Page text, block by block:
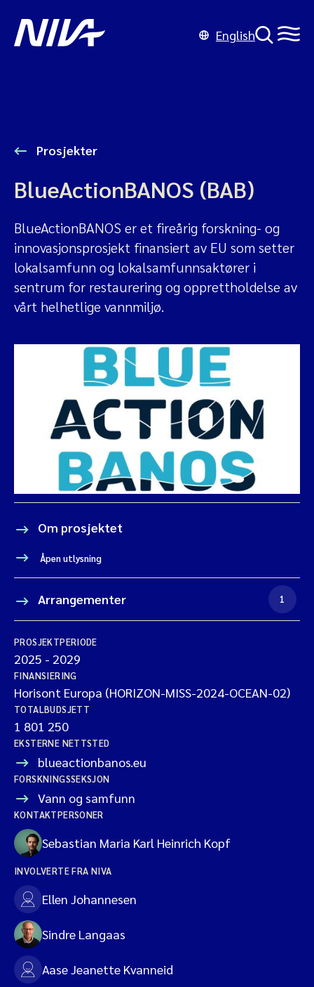
English
Prosjekter
BlueActionBANOS (BAB)
BlueActionBANOS er et fireårig forskning- og
innovasjonsprosjekt finansiert av EU som setter
lokalsamfunn og lokalsamfunnsaktører i
sentrum for restaurering og opprettholdelse av
vårt helhetlige vannmiljø.
Om prosjektet
Åpen utlysning
Arrangementer 1
PROSJEKTPERIODE
2025 - 2029
FINANSIERING
Horisont Europa (HORIZON-MISS-2024-OCEAN-02)
TOTALBUDSJETT
1 801 250
EKSTERNE NETTSTED
blueactionbanos.eu
FORSKNINGSSEKSJON
Vann og samfunn
KONTAKTPERSONER
Sebastian Maria Karl Heinrich Kopf
INVOLVERTE FRA NIVA
Ellen Johannesen
Sindre Langaas
Aase Jeanette Kvanneid